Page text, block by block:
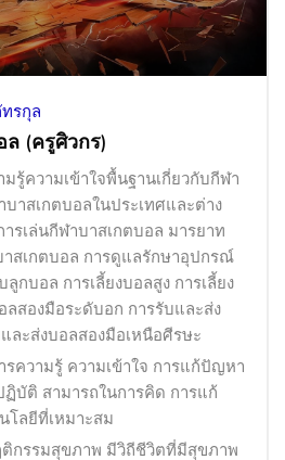
รกุล
(ครูศิวกร)
วามเข้าใจพื้นฐานเกี่ยวกับกีฬา
าสเกตบอลในประเทศและต่าง
รเล่นกีฬาบาสเกตบอล มารยาท
สเกตบอล การดูแลรักษาอุปกรณ์
กบอล การเลี้ยงบอลสูง การเลี้ยง
สองมือระดับอก การรับและส่ง
ละส่งบอลสองมือเหนือศีรษะ
ามรู้ ความเข้าใจ การแก้ปัญหา
ฏิบัติ สามารถในการคิด การแก้
โลยีที่เหมาะสม
รมสุขภาพ มีวิถีชีวิตที่มีสุขภาพ